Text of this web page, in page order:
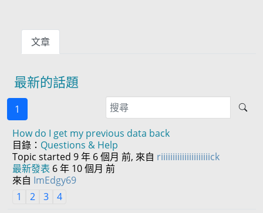
文章
最新的話題
1
How do I get my previous data back
目錄： Questions & Help
Topic started 9 年 6 個月 前, 來自 riiiiiiiiiiiiiiiiiiiiick
最新發表 6 年 10 個月 前
來自 ImEdgy69
1
2 3
4